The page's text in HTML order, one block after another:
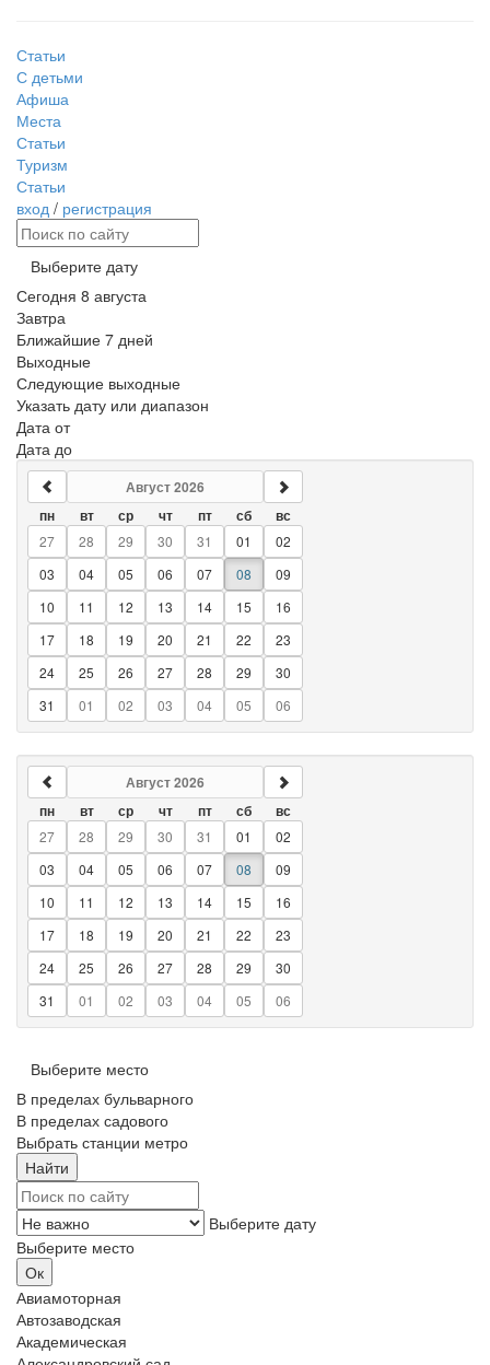
Статьи
С детьми
Афиша
Места
Статьи
Туризм
Статьи
вход / регистрация
Выберите дату
Сегодня 8 августа
Завтра
Ближайшие 7 дней
Выходные
Следующие выходные
Указать дату или диапазон
Дата от
Дата до
Август 2026
пн вт ср чт пт сб
вс
27
28 29 30 31 01
02
03
04 05 06 07 08
09
10
11 12 13 14 15
16
17
18 19 20 21 22
23
24
25 26 27 28 29
30
31
01 02 03 04 05 06
Август 2026
пн вт ср чт пт сб
вс
27
28 29 30 31 01
02
03
04 05 06 07 08
09
10
11 12 13 14 15
16
17
18 19 20 21 22
23
24
25 26 27 28 29
30
31
01 02 03 04 05 06
Выберите место
В пределах бульварного
В пределах садового
Выбрать станции метро
Выберите дату
Выберите место
Авиамоторная
Автозаводская
Академическая